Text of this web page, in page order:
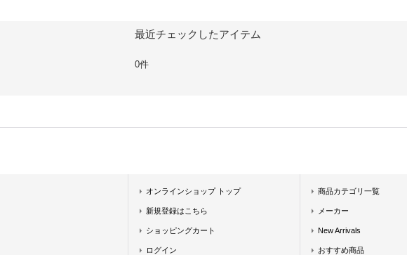
最近チェックしたアイテム
0件
オンラインショップ トップ
新規登録はこちら
ショッピングカート
ログイン
商品カテゴリ一覧
メーカー
New Arrivals
おすすめ商品